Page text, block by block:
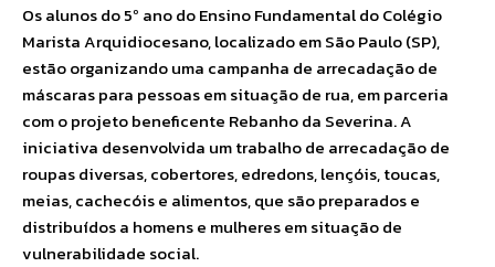
Os alunos do 5º ano do Ensino Fundamental do Colégio
Marista Arquidiocesano, localizado em São Paulo (SP),
estão organizando uma campanha de arrecadação de
máscaras para pessoas em situação de rua, em parceria
com o projeto beneficente Rebanho da Severina. A
iniciativa desenvolvida um trabalho de arrecadação de
roupas diversas, cobertores, edredons, lençóis, toucas,
meias, cachecóis e alimentos, que são preparados e
distribuídos a homens e mulheres em situação de
vulnerabilidade social.